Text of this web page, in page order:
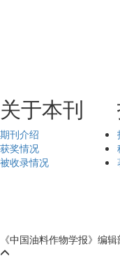
关于本刊
期刊介绍
获奖情况
被收录情况
《中国油料作物学报》编